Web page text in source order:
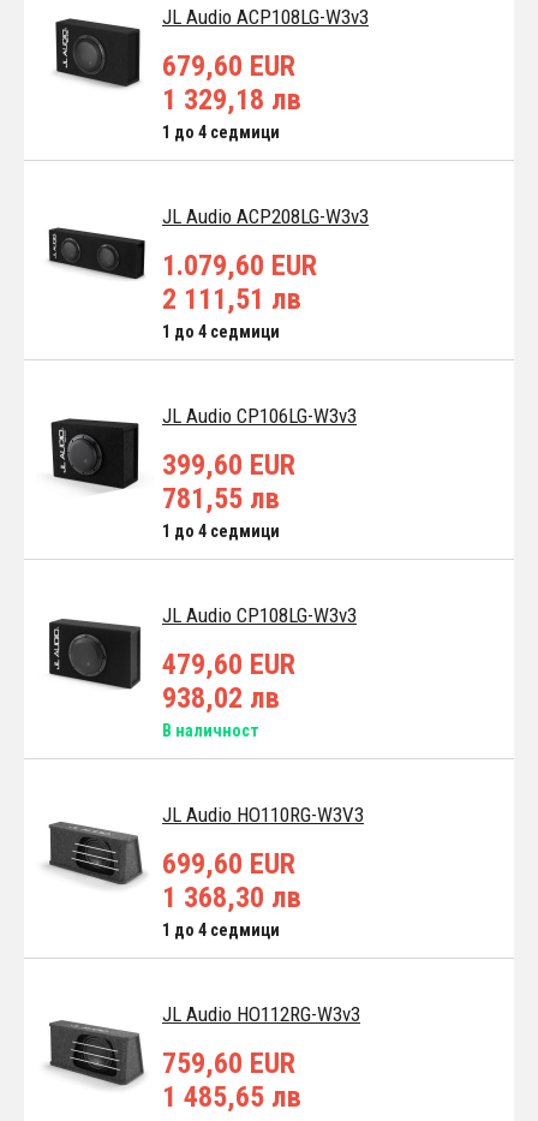
JL Audio ACP108LG-W3v3
679,60 EUR
1 329,18 лв
1 до 4 седмици
JL Audio ACP208LG-W3v3
1.079,60 EUR
2 111,51 лв
1 до 4 седмици
JL Audio CP106LG-W3v3
399,60 EUR
781,55 лв
1 до 4 седмици
JL Audio CP108LG-W3v3
479,60 EUR
938,02 лв
В наличност
JL Audio HO110RG-W3V3
699,60 EUR
1 368,30 лв
1 до 4 седмици
JL Audio HO112RG-W3v3
759,60 EUR
1 485,65 лв